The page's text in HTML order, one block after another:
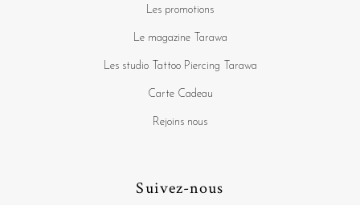
Les promotions
Le magazine Tarawa
Les studio Tattoo Piercing Tarawa
Carte Cadeau
Rejoins nous
Suivez-nous